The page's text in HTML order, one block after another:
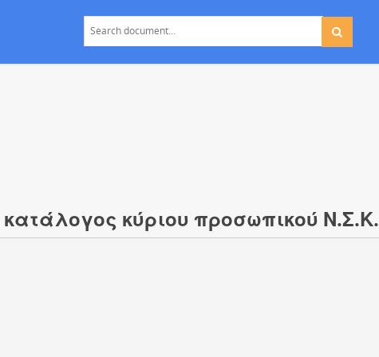
κύριου προσωπικού Ν.Σ.Κ.